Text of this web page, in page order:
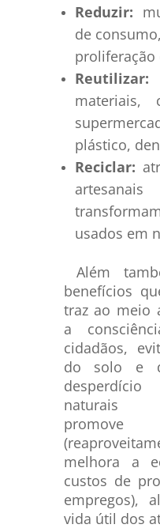
Reduzir:
de
proliferação
materiais,
plástico,
Reciclar:
usados em
Além
benefícios
traz ao meio
a
cidadãos,
do solo e
naturais
promove
melhora a
custos de
empregos),
vida útil dos